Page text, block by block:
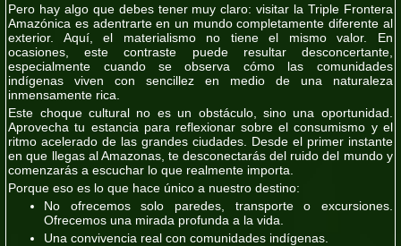
Pero hay algo que debes tener muy claro: visitar la Triple Frontera
Amazónica es adentrarte en un mundo completamente diferente al
exterior. Aquí, el materialismo no tiene el mismo valor. En
ocasiones, este contraste puede resultar desconcertante,
especialmente cuando se observa cómo las comunidades
indígenas viven con sencillez en medio de una naturaleza
inmensamente rica.
Este choque cultural no es un obstáculo, sino una oportunidad.
Aprovecha tu estancia para reflexionar sobre el consumismo y el
ritmo acelerado de las grandes ciudades. Desde el primer instante
en que llegas al Amazonas, te desconectarás del ruido del mundo y
comenzarás a escuchar lo que realmente importa.
Porque eso es lo que hace único a nuestro destino:
No ofrecemos solo paredes, transporte o excursiones.
Ofrecemos una mirada profunda a la vida.
Una convivencia real con comunidades indígenas.